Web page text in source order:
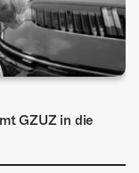
GZUZ in die